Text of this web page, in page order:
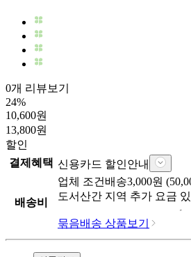
0개 리뷰보기
24%
10,600원
13,800원
할인
결제혜택 신용카드 할인안내
배송비
업체 조건배송3,000원 (
도서산간 지역 추가 요금
묶음배송 상품보기